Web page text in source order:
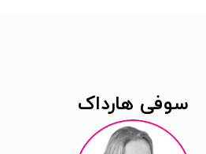
سوفی هارداک